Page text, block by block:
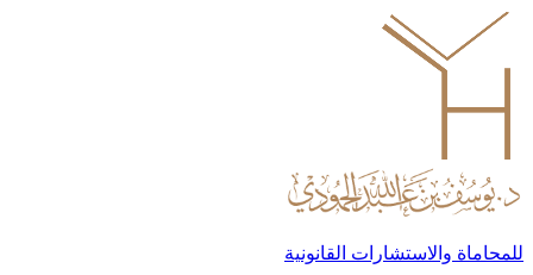
للمحاماة والاستشارات القانونية